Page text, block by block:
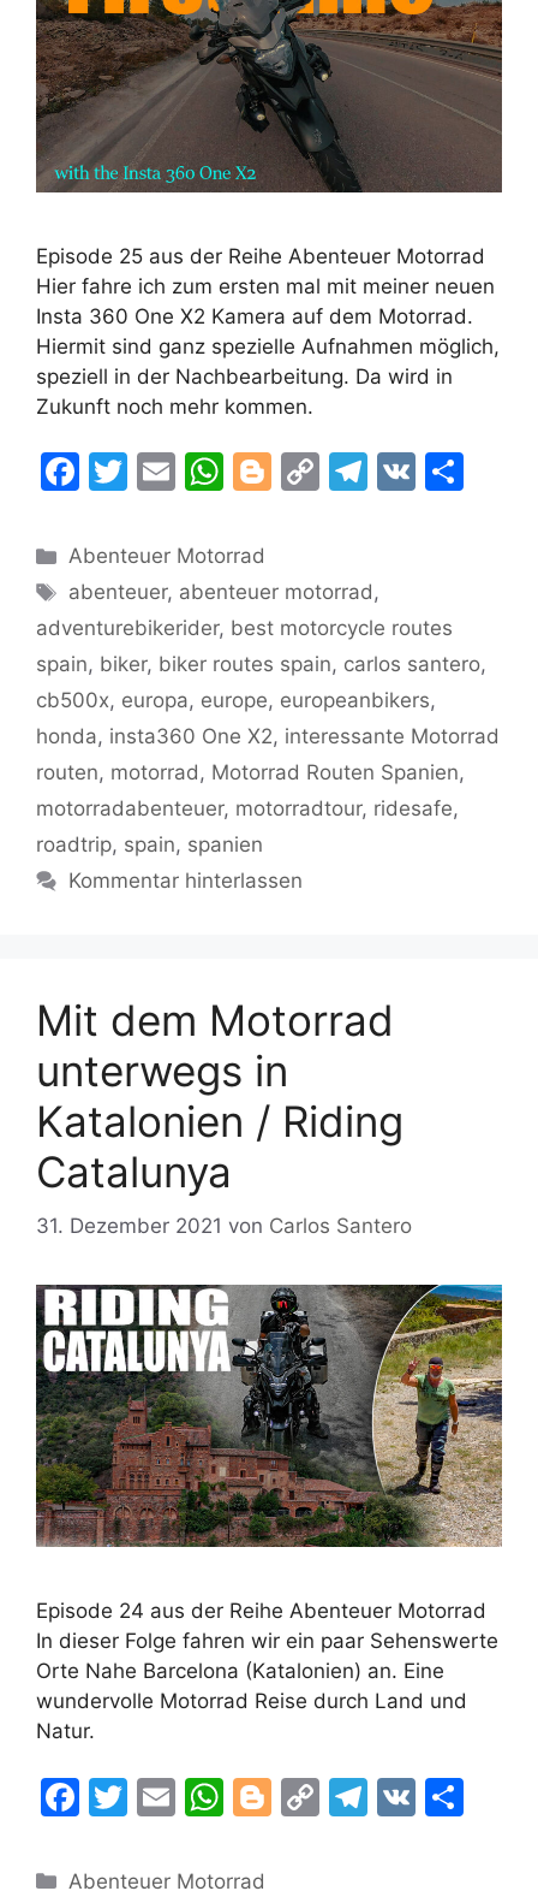
Episode 25 aus der Reihe Abenteuer Motorrad
Hier fahre ich zum ersten mal mit meiner neuen
Insta 360 One X2 Kamera auf dem Motorrad.
Hiermit sind ganz spezielle Aufnahmen möglich,
speziell in der Nachbearbeitung. Da wird in
Zukunft noch mehr kommen.
F
c
e
b
o
o
k
T
itt
er
E
ai
l
W
at
s
A
p
p
Bl
g
er
C
y
Li
n
k
T
gr
a
m
V
Kategorien
Abenteuer Motorrad
Schlagwörter
abenteuer, abenteuer motorrad,
adventurebikerider, best motorcycle routes
spain, biker, biker routes spain, carlos santero,
cb500x, europa, europe, europeanbikers,
honda, insta360 One X2, interessante Motorrad
routen, motorrad, Motorrad Routen Spanien,
motorradabenteuer, motorradtour, ridesafe,
roadtrip, spain, spanien
Kommentar hinterlassen
Mit dem Motorrad
unterwegs in
Katalonien / Riding
Catalunya
31. Dezember 2021 von Carlos Santero
Episode 24 aus der Reihe Abenteuer Motorrad
In dieser Folge fahren wir ein paar Sehenswerte
Orte Nahe Barcelona (Katalonien) an. Eine
wundervolle Motorrad Reise durch Land und
Natur.
F
c
T
itt
E
ai
W
at
Bl C
T
V
Kategorien
Abenteuer Motorrad